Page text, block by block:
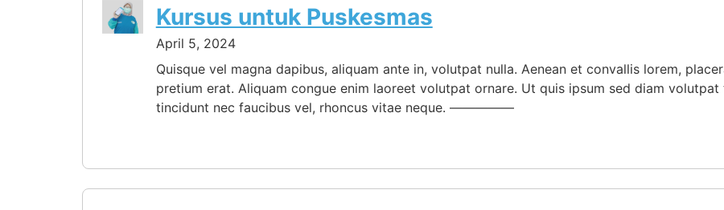
Kursus untuk Puskesmas
April 5, 2024
Quisque vel magna dapibus, aliquam ante in, volutpat nulla. Aenean et convallis lorem,
pretium erat. Aliquam congue enim laoreet volutpat ornare. Ut quis ipsum sed diam volutpat
tincidunt nec faucibus vel, rhoncus vitae neque. —————